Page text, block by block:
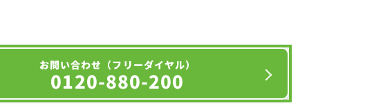
お問い合わせ（フリーダイヤル）
0120-880-200